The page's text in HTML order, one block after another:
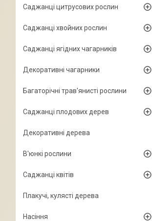
Саджанці цитрусових рослин
Саджанці хвойних рослин
Саджанці ягідних чагарників
Декоративні чагарники
Багаторічні трав'янисті рослини
Саджанці плодових дерев
Декоративні дерева
В'юнкі рослини
Саджанці квітів
Плакучі, кулясті дерева
Насіння